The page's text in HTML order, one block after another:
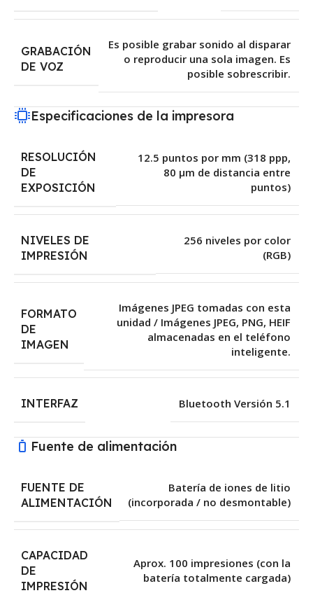
GRABACIÓN
DE VOZ
Es posible grabar sonido al disparar
o reproducir una sola imagen. Es
posible sobrescribir.
Especificaciones de la impresora
RESOLUCIÓN
DE
EXPOSICIÓN
12.5 puntos por mm (318 ppp,
80 µm de distancia entre
puntos)
NIVELES DE
IMPRESIÓN
256 niveles por color
(RGB)
FORMATO
DE
IMAGEN
Imágenes JPEG tomadas con esta
unidad / Imágenes JPEG, PNG, HEIF
almacenadas en el teléfono
inteligente.
INTERFAZ Bluetooth Versión 5.1
Fuente de alimentación
FUENTE DE
ALIMENTACIÓN
Batería de iones de litio
(incorporada / no desmontable)
CAPACIDAD
DE
IMPRESIÓN
Aprox. 100 impresiones (con la
batería totalmente cargada)